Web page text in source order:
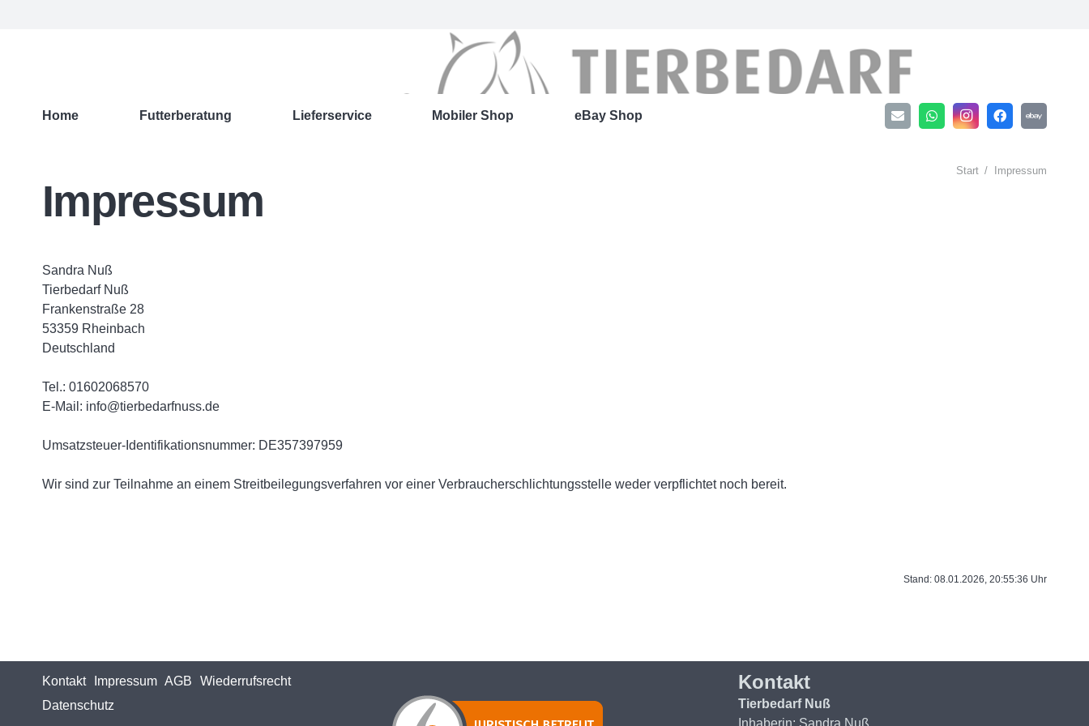
Home Futterberatung Lieferservice Mobiler Shop eBay Shop
Start / Impressum
Impressum
Sandra Nuß
Tierbedarf Nuß
Frankenstraße 28
53359 Rheinbach
Deutschland
Tel.: 01602068570
E-Mail: info@tierbedarfnuss.de
Umsatzsteuer-Identifikationsnummer: DE357397959
Wir sind zur Teilnahme an einem Streitbeilegungsverfahren vor einer Verbraucherschlichtungsstelle weder verpflichtet noch bereit.
Stand: 08.01.2026, 20:55:36 Uhr
Kontakt Impressum AGB
Wiederrufsrecht
Datenschutz
Kontakt
Tierbedarf Nuß
Inhaberin: Sandra Nuß